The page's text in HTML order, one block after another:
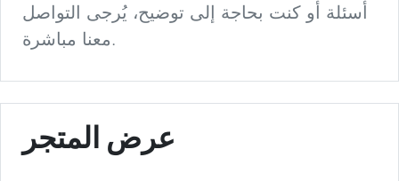
أسئلة أو كنت بحاجة إلى توضيح، يُرجى التواصل
معنا مباشرة.
عرض المتجر